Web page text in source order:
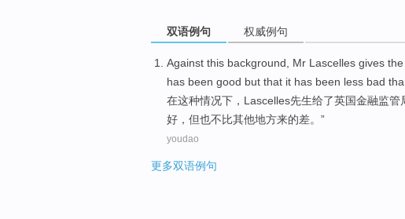
双语例句 权威例句
Against this background, Mr Lascelles gives the
has been good but that it has been less bad
在这种情况下， Lascelles先生给了英国金融监管
好 ， 但也不比其他地方来的差。”
youdao
更多双语例句